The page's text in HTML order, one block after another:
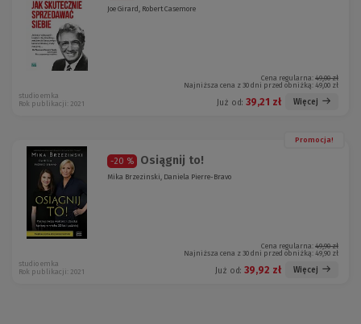
Joe Girard, Robert Casemore
Cena regularna: 49,00 zł
Najniższa cena z 30 dni przed obniżką: 49,00 zł
Już od: 39,21 zł Więcej
studio emka
Rok publikacji: 2021
Promocja!
-20 % Osiągnij to!
Mika Brzezinski, Daniela Pierre-Bravo
Cena regularna: 49,90 zł
Najniższa cena z 30 dni przed obniżką: 49,90 zł
Już od: 39,92 zł Więcej
studio emka
Rok publikacji: 2021